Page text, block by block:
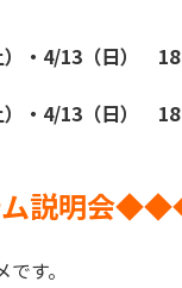
・4/13（日）
・4/13（日）
ム説明会
す。